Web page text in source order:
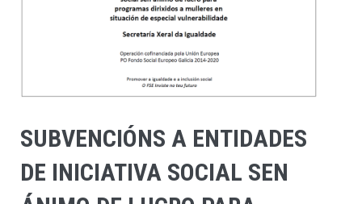
SUBVENCIÓNS A ENTIDADES
DE INICIATIVA SOCIAL SEN